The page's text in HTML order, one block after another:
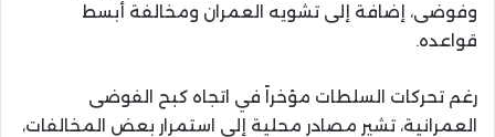
وفوضى، إضافة إلى تشويه العمران ومخالفة أبسط
قواعده.
رغم تحركات السلطات مؤخراً في اتجاه كبح الفوضى
العمرانية، تشير مصادر محلية إلى استمرار بعض المخالفات،